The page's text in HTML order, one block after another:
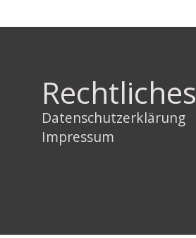
Rechtliches
Datenschutzerklärung
Impressum